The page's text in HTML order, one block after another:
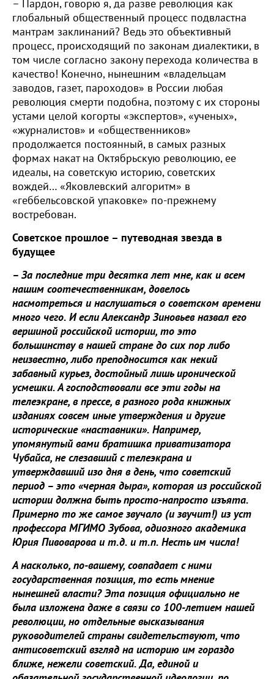
– Пардон, говорю я, да разве революция как
глобальный общественный процесс подвластна
мантрам заклинаний? Ведь это объективный
процесс, происходящий по законам диалектики, в
том числе согласно закону перехода количества в
качество! Конечно, нынешним «владельцам
заводов, газет, пароходов» в России любая
революция смерти подобна, поэтому с их стороны
устами целой когорты «экспертов», «ученых»,
«журналистов» и «общественников»
продолжается постоянный, в самых разных
формах накат на Октябрьскую революцию, ее
идеалы, на советскую историю, советских
вождей… «Яковлевский алгоритм» в
«геббельсовской упаковке» по-прежнему
востребован.
Советское прошлое – путеводная звезда в
будущее
– За последние три десятка лет мне, как и всем
нашим соотечественникам, довелось
насмотреться и наслушаться о советском времени
много чего. И если Александр Зиновьев назвал его
вершиной российской истории, то это
большинству в нашей стране до сих пор либо
неизвестно, либо преподносится как некий
забавный курьез, достойный лишь иронической
усмешки. А господствовали все эти годы на
телеэкране, в прессе, в разного рода книжных
изданиях совсем иные утверждения и другие
исторические «наставники». Например,
упомянутый вами братишка приватизатора
Чубайса, не слезавший с телеэкрана и
утверждавший изо дня в день, что советский
период – это «черная дыра», которая из российской
истории должна быть просто-напросто изъята.
Примерно то же самое звучало (и звучит!) из уст
профессора МГИМО Зубова, одиозного академика
Юрия Пивоварова и т.д. и т.п. Несть им числа!
А насколько, по-вашему, совпадает с ними
государственная позиция, то есть мнение
нынешней власти? Эта позиция официально не
была изложена даже в связи со 100-летием нашей
революции, но отдельные высказывания
руководителей страны свидетельствуют, что
антисоветский взгляд на историю им гораздо
ближе, нежели советский. Да, единой и